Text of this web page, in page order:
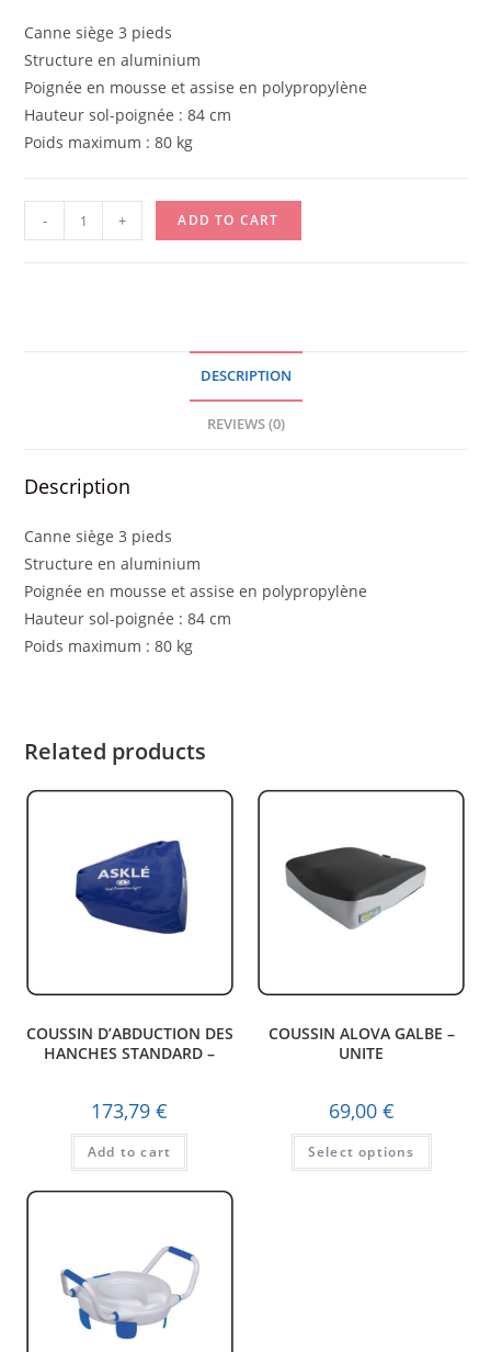
Canne siège 3 pieds
Structure en aluminium
Poignée en mousse et assise en polypropylène
Hauteur sol-poignée : 84 cm
Poids maximum : 80 kg
SIEGE
- + ADD TO CART
DESCRIPTION
REVIEWS (0)
Description
Canne siège 3 pieds
Structure en aluminium
Poignée en mousse et assise en polypropylène
Hauteur sol-poignée : 84 cm
Poids maximum : 80 kg
Related products
COUSSIN D’ABDUCTION DES
HANCHES STANDARD –
173,79€
Add to cart
COUSSIN ALOVA GALBE –
UNITE
69,00 €
Select options